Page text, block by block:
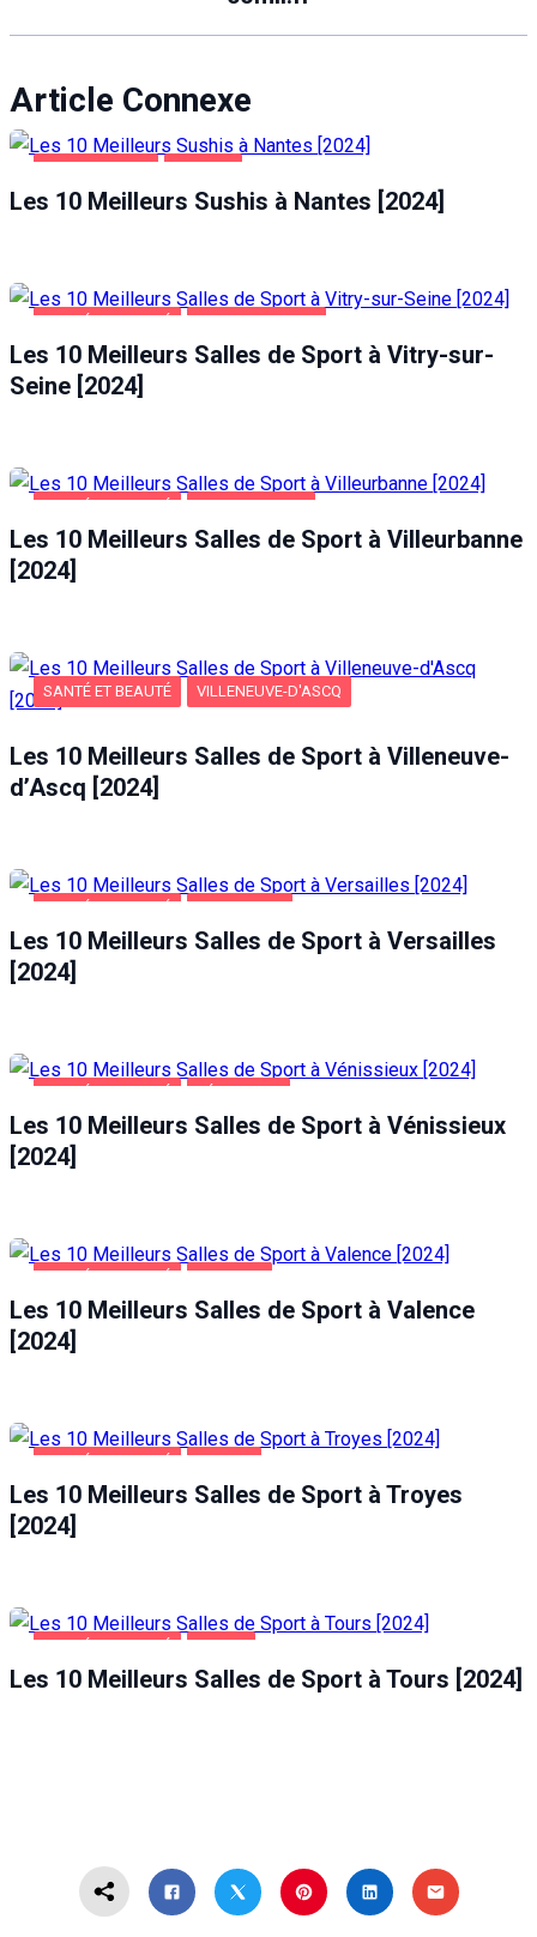
Article Connexe
Les 10 Meilleurs Sushis à Nantes [2024]
Les 10 Meilleurs Salles de Sport à Vitry-sur-
Seine [2024]
Les 10 Meilleurs Salles de Sport à Villeurbanne
[2024]
SANTÉ ET BEAUTÉ VILLENEUVE-D'ASCQ
Les 10 Meilleurs Salles de Sport à Villeneuve-
d’Ascq [2024]
Les 10 Meilleurs Salles de Sport à Versailles
[2024]
Les 10 Meilleurs Salles de Sport à Vénissieux
[2024]
Les 10 Meilleurs Salles de Sport à Valence
[2024]
Les 10 Meilleurs Salles de Sport à Troyes
[2024]
Les 10 Meilleurs Salles de Sport à Tours [2024]